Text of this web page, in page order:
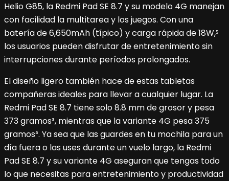
Helio G85, la Redmi Pad SE 8.7 y su modelo 4G manejan
con facilidad la multitarea y los juegos. Con una
batería de 6,650mAh (típico) y carga rápida de 18W,⁵
los usuarios pueden disfrutar de entretenimiento sin
interrupciones durante períodos prolongados.
El diseño ligero también hace de estas tabletas
compañeras ideales para llevar a cualquier lugar. La
Redmi Pad SE 8.7 tiene solo 8.8 mm de grosor y pesa
373 gramos³, mientras que la variante 4G pesa 375
gramos³. Ya sea que las guardes en tu mochila para un
día fuera o las uses durante un vuelo largo, la Redmi
Pad SE 8.7 y su variante 4G aseguran que tengas todo
lo que necesitas para entretenimiento y productividad